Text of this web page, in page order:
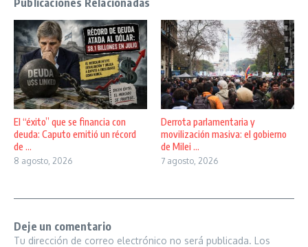
Publicaciones Relacionadas
El “éxito” que se financia con
deuda: Caputo emitió un récord
de ...
8 agosto, 2026
Derrota parlamentaria y
movilización masiva: el gobierno
de Milei ...
7 agosto, 2026
Deje un comentario
Tu dirección de correo electrónico no será publicada. Los